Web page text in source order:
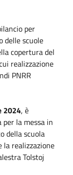
per
delle scuole
copertura del
realizzazione
PNRR
2024, è
la messa in
della scuola
la realizzazione
Tolstoj